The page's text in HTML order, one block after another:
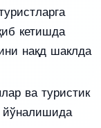
кетишда
нақд шаклда
ва туристик
йўналишида